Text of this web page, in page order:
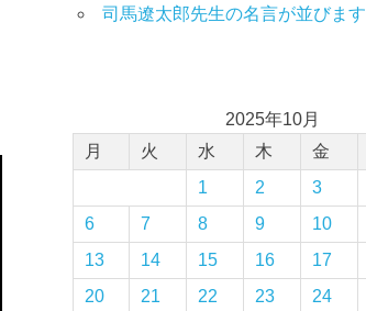
司馬遼太郎先生の名言が並びます
2025年10月
月
火 水 木 金
1
2 3
6
7 8 9 10
13
14 15 16 17
20
21 22 23 24